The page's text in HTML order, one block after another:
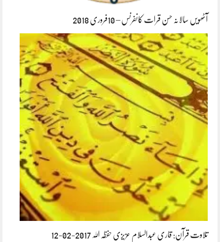
آٹھویں سالانہ حسن قرات کانفرنس – 10فروری 2018
تلاوت قرآن: قاری عبدالسلام عزیزی حفظہ اللہ 2017-02-12